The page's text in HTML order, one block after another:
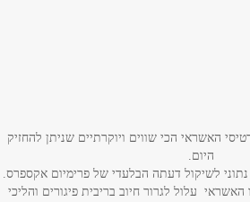
האשראי הכי שווים ויוקרתיים שניתן להחזיק
היום.
לשיקול דעתה הבלעדי של פרימיום אקספרס.
עלול לגרור חיוב בריבית פיגורים והליכי